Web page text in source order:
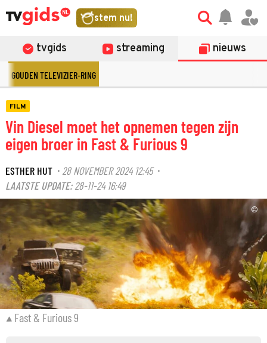
stem nu!
tvgids streaming nieuws
GOUDEN TELEVIZIER-RING
FILM
Vin Diesel moet het opnemen tegen zijn
eigen broer in Fast & Furious 9
ESTHER HUT · 28 NOVEMBER 2024 12:45·
LAATSTE UPDATE: 28-11-24 16:49
©
Fast & Furious 9